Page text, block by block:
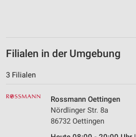
Filialen in der Umgebung
3 Filialen
Rossmann Oettingen
Nördlinger Str. 8a
86732 Oettingen